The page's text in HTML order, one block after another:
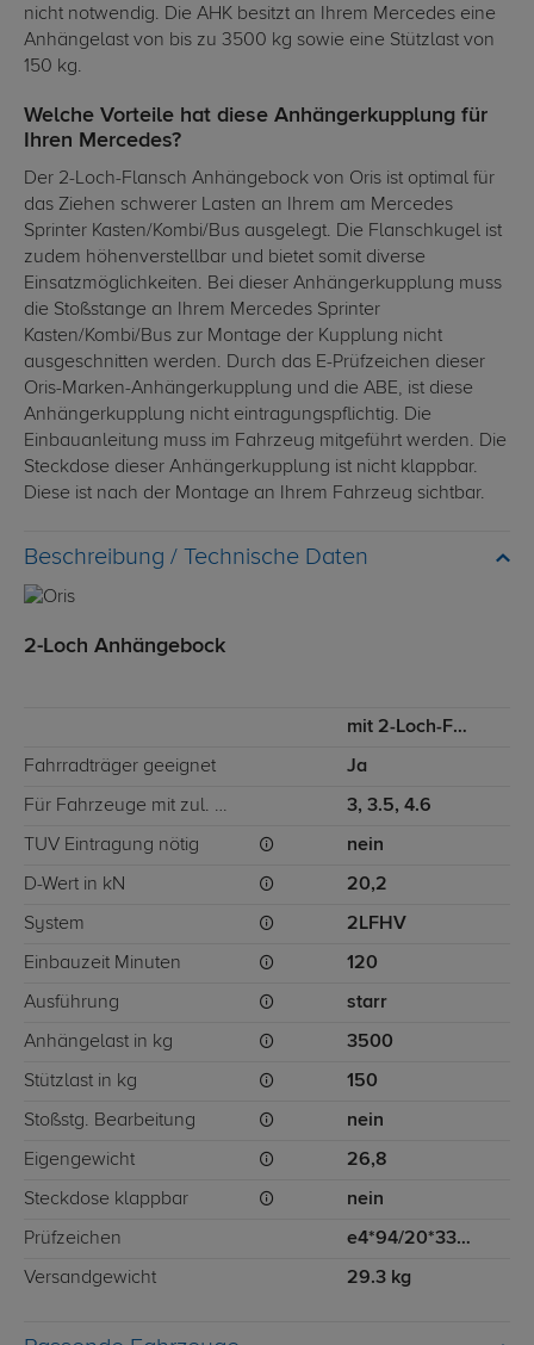
nicht notwendig. Die AHK besitzt an Ihrem Mercedes eine
Anhängelast von bis zu 3500 kg sowie eine Stützlast von
150 kg.
Welche Vorteile hat diese Anhängerkupplung für
Ihren Mercedes?
Der 2-Loch-Flansch Anhängebock von Oris ist optimal für
das Ziehen schwerer Lasten an Ihrem am Mercedes
Sprinter Kasten/Kombi/Bus ausgelegt. Die Flanschkugel ist
zudem höhenverstellbar und bietet somit diverse
Einsatzmöglichkeiten. Bei dieser Anhängerkupplung muss
die Stoßstange an Ihrem Mercedes Sprinter
Kasten/Kombi/Bus zur Montage der Kupplung nicht
ausgeschnitten werden. Durch das E-Prüfzeichen dieser
Oris-Marken-Anhängerkupplung und die ABE, ist diese
Anhängerkupplung nicht eintragungspflichtig. Die
Einbauanleitung muss im Fahrzeug mitgeführt werden. Die
Steckdose dieser Anhängerkupplung ist nicht klappbar.
Diese ist nach der Montage an Ihrem Fahrzeug sichtbar.
Technische Daten
2-Loch Anhängebock
mit 2-Loch-Flanschkugel
Fahrradträger geeignet Ja
Für Fahrzeuge mit zul. Gesamtgewicht 3, 3.5, 4.6
TÜV Eintragung nötig nein
D-Wert in kN 20,2
System 2LFHV
Einbauzeit Minuten 120
Ausführung starr
Anhängelast in kg 3500
Stützlast in kg 150
Stoßstg. Bearbeitung nein
Eigengewicht 26,8
Steckdose klappbar nein
Prüfzeichen e4*94/20*3315*02
Versandgewicht 29.3 kg